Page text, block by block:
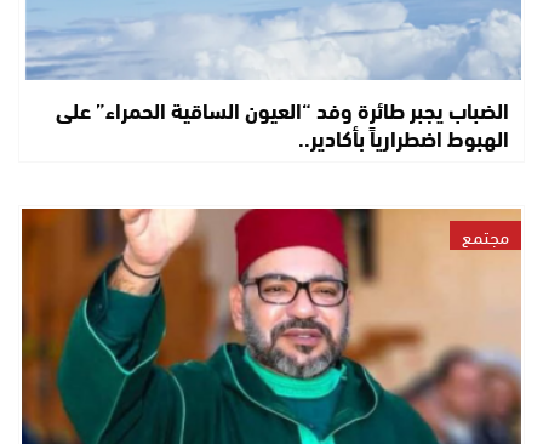
الضباب يجبر طائرة وفد “العيون الساقية الحمراء” على
الهبوط اضطرارياً بأكادير..
مجتمع